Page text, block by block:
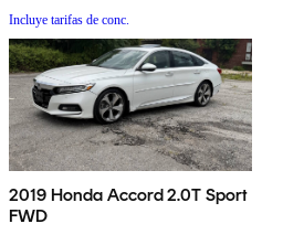
Incluye tarifas de conc.
2019 Honda Accord 2.0T Sport
FWD